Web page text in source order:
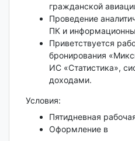
гражданской
Проведение
ПК и
Приветствуется
бронирования
ИС «Статистика»,
доходами.
Условия:
Пятидневная
Оформление в